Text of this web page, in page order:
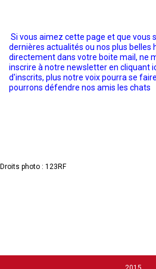
Si vous aimez cette page et que vous
dernières actualités ou nos plus belles
directement dans votre boite mail, ne
inscrire à notre newsletter en cliquant
d'inscrits, plus notre voix pourra se
pourrons défendre nos amis les chats
Droits photo : 123RF